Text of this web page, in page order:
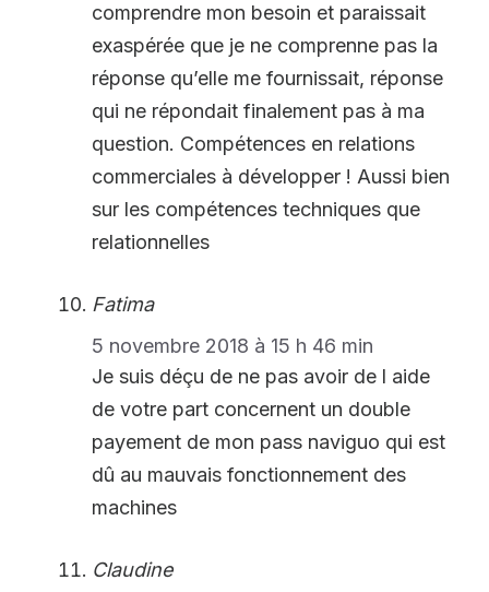
comprendre mon besoin et paraissait
exaspérée que je ne comprenne pas la
réponse qu’elle me fournissait, réponse
qui ne répondait finalement pas à ma
question. Compétences en relations
commerciales à développer ! Aussi bien
sur les compétences techniques que
relationnelles
Fatima
5 novembre 2018 à 15 h 46 min
Je suis déçu de ne pas avoir de l aide
de votre part concernent un double
payement de mon pass naviguo qui est
dû au mauvais fonctionnement des
machines
Claudine